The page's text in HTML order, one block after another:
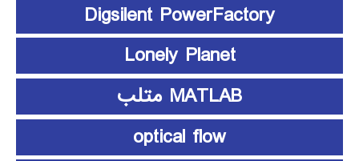
Digsilent PowerFactory
Lonely Planet
MATLAB متلب
optical flow